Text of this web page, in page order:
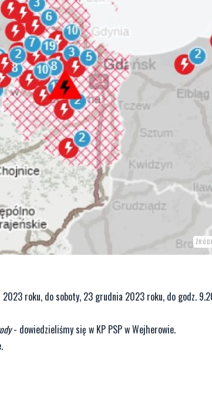
roku, do soboty, 23 grudnia 2023 roku, do godz.
- dowiedzieliśmy się w KP PSP w Wejherowie.